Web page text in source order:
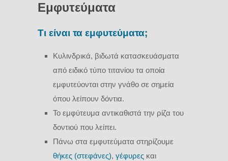
Εμφυτεύματα
Τι είναι τα εμφυτεύματα;
Κυλινδρικά, βιδωτά κατασκευάσματα
από ειδικό τύπο τιτανίου τα οποία
εμφυτεύονται στην γνάθο σε σημεία
όπου λείπουν δόντια.
Το εμφύτευμα αντικαθιστά την ρίζα του
δοντιού που λείπει.
Πάνω στα εμφυτεύματα στηρίζουμε
θήκες (στεφάνες), γέφυρες και